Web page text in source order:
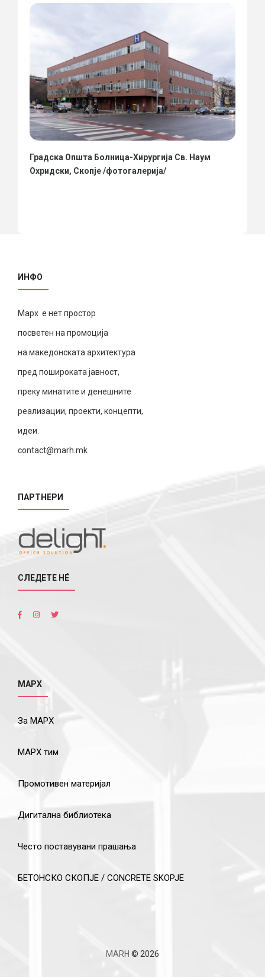
Градска Општа Болница-Хирургија Св. Наум
Охридски, Скопје /фотогалерија/
ИНФО
Марх е нет простор
посветен на промоција
на македонската архитектура
пред пошироката јавност,
преку минатите и денешните
реализации, проекти, концепти,
идеи.
contact@marh.mk
ПАРТНЕРИ
СЛЕДЕТЕ НÉ
МАРХ
За МАРХ
МАРХ тим
Промотивен материјал
Дигитална библиотека
Често поставувани прашања
БЕТОНСКО СКОПЈЕ / CONCRETE SKOPJE
MARH © 2026